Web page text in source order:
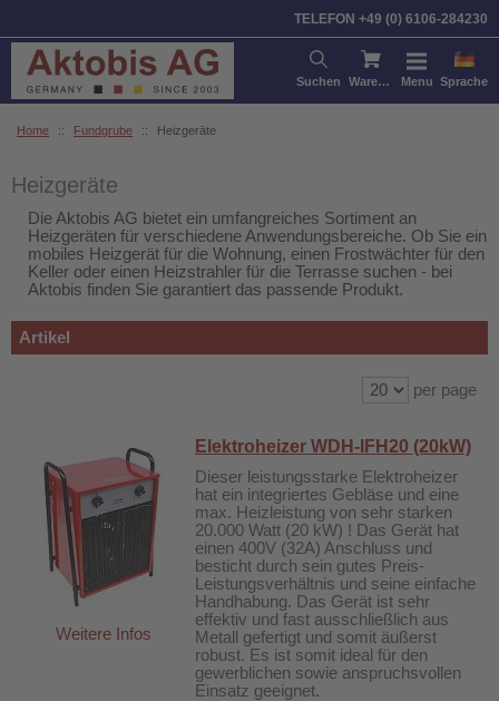
TELEFON +49 (0) 6106-284230
Suchen Warenkorb Menu Sprache
Home :: Fundgrube :: Heizgeräte
Heizgeräte
Die Aktobis AG bietet ein umfangreiches Sortiment an
Heizgeräten für verschiedene Anwendungsbereiche. Ob Sie ein
mobiles Heizgerät für die Wohnung, einen Frostwächter für den
Keller oder einen Heizstrahler für die Terrasse suchen - bei
Aktobis finden Sie garantiert das passende Produkt.
Artikel
Sortieren nach: Artikel
per page
Weitere Infos
Elektroheizer WDH-IFH20 (20kW)
Dieser leistungsstarke Elektroheizer
hat ein integriertes Gebläse und eine
max. Heizleistung von sehr starken
20.000 Watt (20 kW) ! Das Gerät hat
einen 400V (32A) Anschluss und
besticht durch sein gutes Preis-
Leistungsverhältnis und seine einfache
Handhabung. Das Gerät ist sehr
effektiv und fast ausschließlich aus
Metall gefertigt und somit äußerst
robust. Es ist somit ideal für den
gewerblichen sowie anspruchsvollen
Einsatz geeignet.